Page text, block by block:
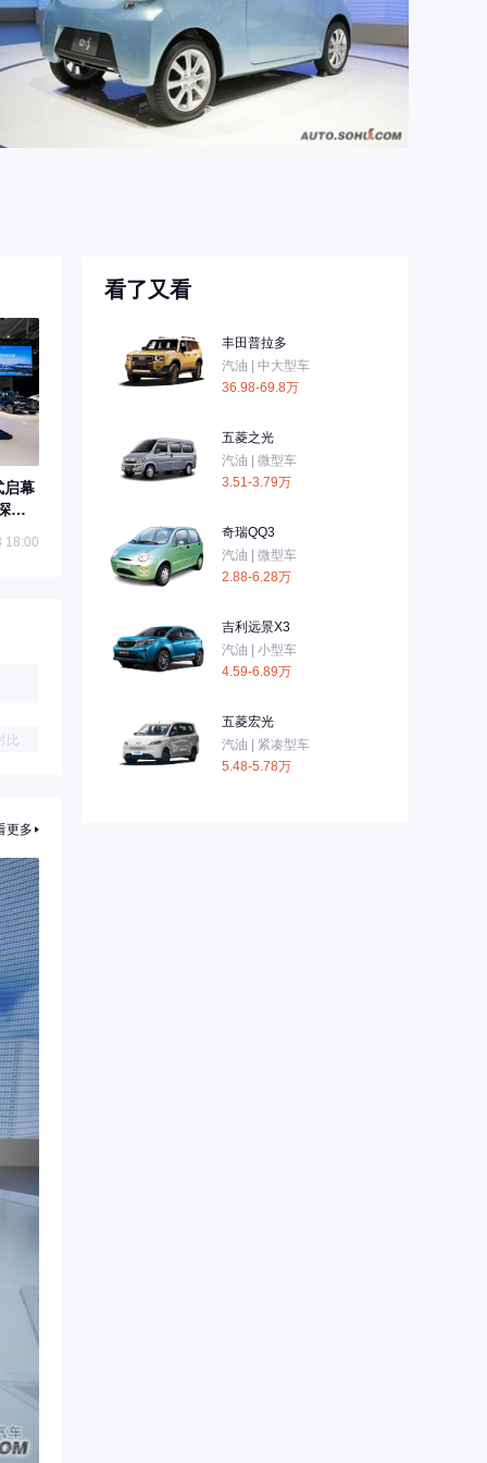
启幕
圳
18:00
比
更多
看了又看
丰田普拉多
汽油 | 中大型车
36.98-69.8万
五菱之光
汽油 | 微型车
3.51-3.79万
奇瑞QQ3
汽油 | 微型车
2.88-6.28万
吉利远景X3
汽油 | 小型车
4.59-6.89万
五菱宏光
汽油 | 紧凑型车
5.48-5.78万